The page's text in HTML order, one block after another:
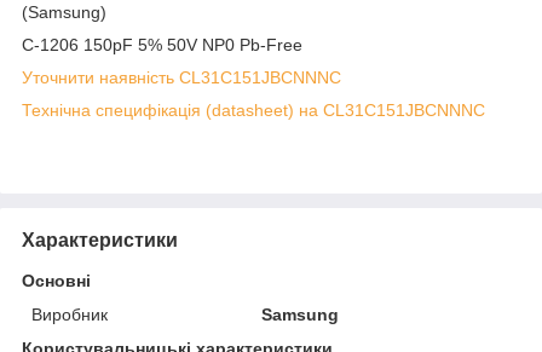
(Samsung)
C-1206 150pF 5% 50V NP0 Pb-Free
Уточнити наявність CL31C151JBCNNNC
Технічна специфікація (datasheet) на CL31C151JBCNNNC
Характеристики
Основні
Виробник
Samsung
Користувальницькі характеристики